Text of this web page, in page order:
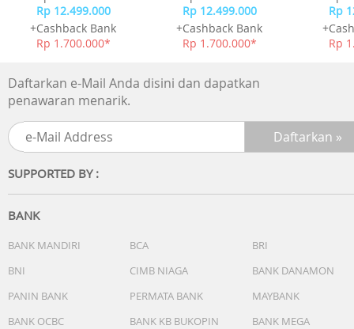
1x Buku Manual dan Petunjuk
1x Kartu Garansi
Rp 12.499.000
+Cashback Bank
Rp 1.700.000*
Rp 12.499.000
+Cashback Bank
Rp 1.700.000*
Rp
Rp
Daftarkan e-Mail Anda disini dan dapatkan
penawaran menarik.
SUPPORTED BY :
BANK
BANK MANDIRI BCA
BRI
BNI
CIMB NIAGA
BANK DANAMON
PANIN BANK
PERMATA BANK
MAYBANK
BANK OCBC
BANK KB BUKOPIN
BANK MEGA